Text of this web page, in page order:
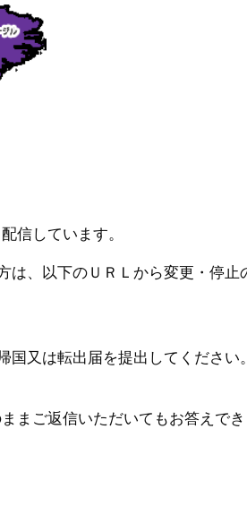
信しています。
、以下のＵＲＬから変更・停止
又は転出届を提出してください。
まご返信いただいてもお答えで